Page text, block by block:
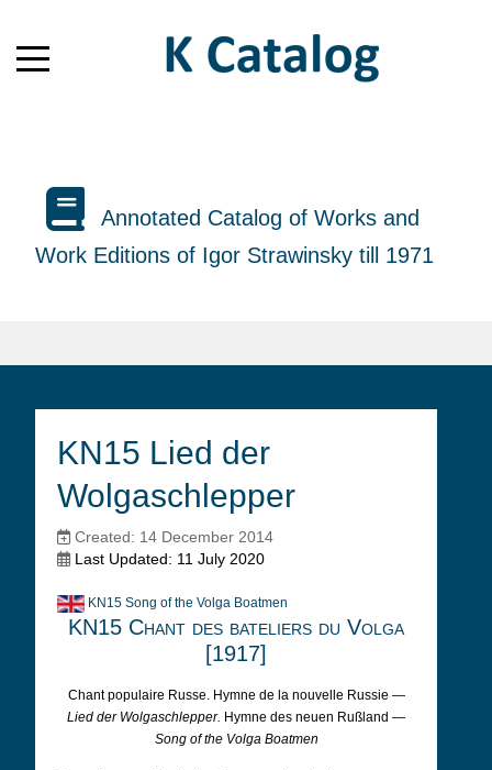
Annotated Catalog of Works and
Work Editions of Igor Strawinsky till 1971
KN15 Lied der
Wolgaschlepper
Created: 14 December 2014
Last Updated: 11 July 2020
KN15 Song of the Volga Boatmen
KN15 Chant des bateliers du Volga
[1917]
Chant populaire Russe. Hymne de la nouvelle Russie —
Lied der Wolgaschlepper. Hymne des neuen Rußland —
Song of the Volga Boatmen